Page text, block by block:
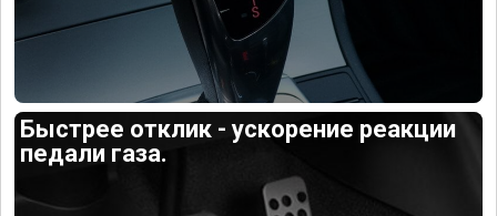
Быстрее отклик - ускорение реакции
педали газа.